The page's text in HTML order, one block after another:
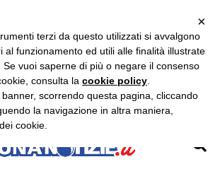
×
terzi da questo utilizzati si avvalgono
al funzionamento ed utili alle finalità illustrate
Se vuoi saperne di più o negare il consenso
consulta la cookie policy
scorrendo questa pagina, cliccando
la navigazione in altra maniera,
cookie.